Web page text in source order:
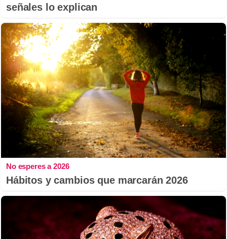
señales lo explican
No esperes a 2026
Hábitos y cambios que marcarán 2026